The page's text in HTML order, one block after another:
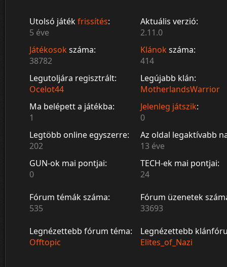
Utolsó játékfrissítés:
5 éve
Aktuális verzió:
2.11.0
Játékosokszáma:
38782
Klánokszáma:
414
Legutoljára regisztrált:
Ocelot44
Legújabb klán:
MotherlandsWarrior
Ma belépett a játékba:
1
Jelenleg játszik:
0
Legtöbb online egyszerre:
202
Az oldal legaktívabb
13 éve
GUN-ok mai pontjai:
0
TECH-ek mai pontjai:
24
Fórum témák száma:
535
Fórum üzenetek
33693
Legnézettebb fórum téma:
Offtopic
Legnézettebb
Elites_of_Nazi